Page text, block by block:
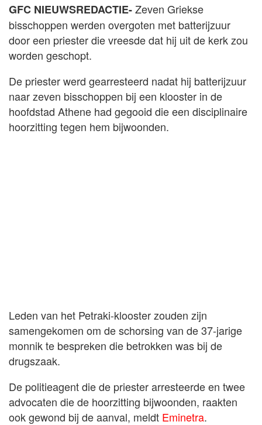
GFC NIEUWSREDACTIE-Zeven Griekse
bisschoppen werden overgoten met batterijzuur
door een priester die vreesde dat hij uit de kerk zou
worden geschopt.
De priester werd gearresteerd nadat hij batterijzuur
naar zeven bisschoppen bij een klooster in de
hoofdstad Athene had gegooid die een disciplinaire
hoorzitting tegen hem bijwoonden.
Leden van het Petraki-klooster zouden zijn
samengekomen om de schorsing van de 37-jarige
monnik te bespreken die betrokken was bij de
drugszaak.
De politieagent die de priester arresteerde en twee
advocaten die de hoorzitting bijwoonden, raakten
ook gewond bij de aanval, meldt Eminetra.